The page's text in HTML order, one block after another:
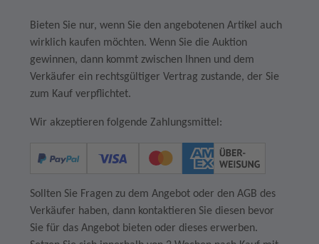
Bieten Sie nur, wenn Sie den angebotenen Artikel auch
wirklich kaufen möchten. Wenn Sie die Auktion
gewinnen, dann kommt zwischen Ihnen und dem
Verkäufer ein rechtsgültiger Vertrag zustande, der Sie
zum Kauf verpflichtet.
Wir akzeptieren folgende Zahlungsmittel:
Sollten Sie Fragen zu dem Angebot oder den AGB des
Verkäufer haben, dann kontaktieren Sie diesen bevor
Sie für das Angebot bieten oder dieses erwerben.